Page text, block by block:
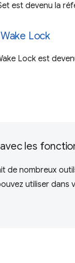
est devenu la
Lock
Lock est
les
de nombreux
utiliser dans